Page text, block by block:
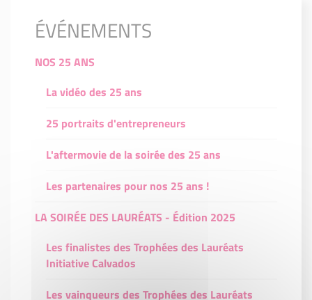
ÉVÉNEMENTS
NOS 25 ANS
La vidéo des 25 ans
25 portraits d'entrepreneurs
L'aftermovie de la soirée des 25 ans
Les partenaires pour nos 25 ans !
LA SOIRÉE DES LAURÉATS - Édition 2025
Les finalistes des Trophées des Lauréats
Initiative Calvados
Les vainqueurs des Trophées des Lauréats